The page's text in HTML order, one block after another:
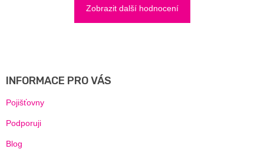
Zobrazit další hodnocení
INFORMACE PRO VÁS
Pojišťovny
Podporuji
Blog